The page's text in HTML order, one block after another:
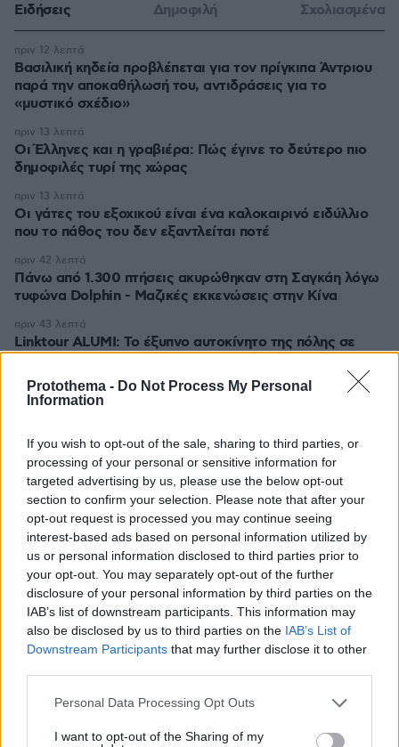
Protothema - Do Not Process My Personal
Information
If you wish to opt-out of the sale, sharing to third parties, or
processing of your personal or sensitive information for
targeted advertising by us, please use the below opt-out
section to confirm your selection. Please note that after your
opt-out request is processed you may continue seeing
interest-based ads based on personal information utilized by
us or personal information disclosed to third parties prior to
your opt-out. You may separately opt-out of the further
disclosure of your personal information by third parties on the
IAB’s list of downstream participants. This information may
also be disclosed by us to third parties on the IAB’s List of
Downstream Participants that may further disclose it to other
Please note that this website/app uses one or more Google
not limited to your visit or usage behaviour. You may click to
Personal Data Processing Opt Outs
I want to opt-out of the Sharing of my
Ειδήσεις Δημοφιλή Σχολιασμένα
Βασιλική κηδεία προβλέπεται για τον πρίγκιπα Άντριου
παρά την αποκαθήλωσή του, αντιδράσεις για το
«μυστικό σχέδιο»
πριν 12 λεπτά
Οι Έλληνες και η γραβιέρα: Πώς έγινε το δεύτερο πιο
δημοφιλές τυρί της χώρας
πριν 13 λεπτά
Οι γάτες του εξοχικού είναι ένα καλοκαιρινό ειδύλλιο
που το πάθος του δεν εξαντλείται ποτέ
πριν 13 λεπτά
Πάνω από 1.300 πτήσεις ακυρώθηκαν στη Σαγκάη λόγω
τυφώνα Dolphin - Μαζικές εκκενώσεις στην Κίνα
πριν 42 λεπτά
Linktour ALUMI: Το έξυπνο αυτοκίνητο της πόλης σε
πριν 43 λεπτά
Τι καινούργιο θα φέρει το νέο Dacia Spring;
πριν 43 λεπτά
Το νέο... καλοκαιρινό κόλπο που κάνουν οι κλέφτες
αυτοκινήτων στην Ελλάδα
Αυτοκίνητο: Θα έρθει τελικά η μεγαλύτερη επιδότηση
που έχει δοθεί ποτέ στην Ελλάδα;
πριν 44 λεπτά
Ιστιοφόρο με έξι επιβαίνοντες προσάραξε σε βραχώδη
βυθό στη Μουτσούνα της Νάξου
πριν μία ώρα
Ολική έκλειψη Ηλίου στις 12 Αυγούστου: Η Ευρώπη
09.08.2026, 07:07
ΔΕΙΤΕ ΟΛΕΣ ΤΙΣ ΕΙΔΗΣΕΙΣ